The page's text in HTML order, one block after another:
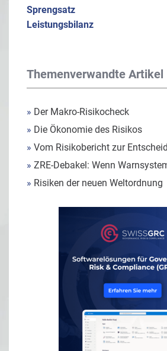
Sprengsatz
Leistungsbilanz
Themenverwandte Artikel
» Der Makro-Risikocheck
» Die Ökonomie des Risikos
» Vom Risikobericht zur
» ZRE-Debakel: Wenn
» Risiken der neuen Weltordnung